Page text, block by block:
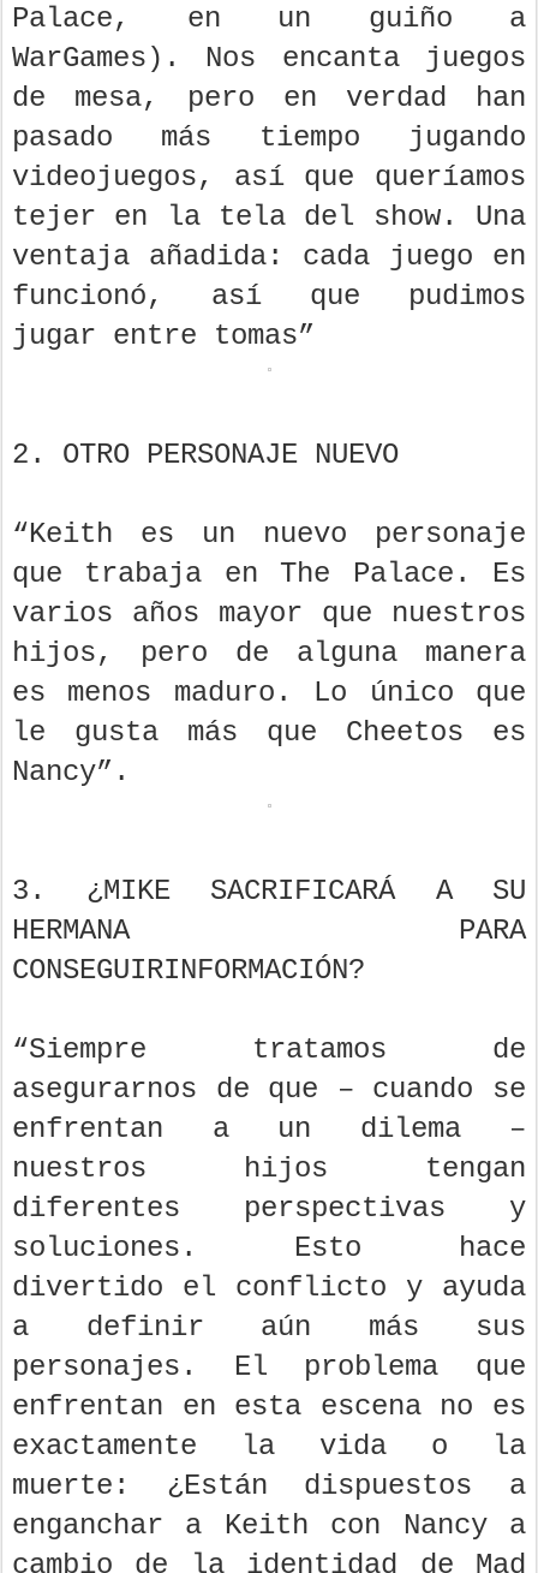
Palace, en un guiño a
WarGames). Nos encanta juegos
de mesa, pero en verdad han
pasado más tiempo jugando
videojuegos, así que queríamos
tejer en la tela del show. Una
ventaja añadida: cada juego en
funcionó, así que pudimos
jugar entre tomas”
2. OTRO PERSONAJE NUEVO
“Keith es un nuevo personaje
que trabaja en The Palace. Es
varios años mayor que nuestros
hijos, pero de alguna manera
es menos maduro. Lo único que
le gusta más que Cheetos es
Nancy”.
3. ¿MIKE SACRIFICARÁ A SU
HERMANA PARA
CONSEGUIRINFORMACIÓN?
“Siempre tratamos de
asegurarnos de que – cuando se
enfrentan a un dilema –
nuestros hijos tengan
diferentes perspectivas y
soluciones. Esto hace
divertido el conflicto y ayuda
a definir aún más sus
personajes. El problema que
enfrentan en esta escena no es
exactamente la vida o la
muerte: ¿Están dispuestos a
enganchar a Keith con Nancy a
cambio de la identidad de Mad